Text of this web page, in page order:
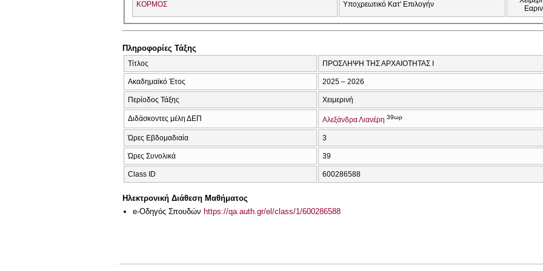
ΚΟΡΜΟΣ Υποχρεωτικό Κατ' Επιλογήν
Πληροφορίες Τάξης
Τίτλος ΠΡΟΣΛΗΨΗ ΤΗΣ ΑΡΧΑΙΟΤΗΤΑΣ Ι
Ακαδημαϊκό Έτος 2025 – 2026
Περίοδος Τάξης Χειμερινή
Διδάσκοντες μέλη ΔΕΠ Αλεξάνδρα Λιανέρη 39ωρ
Ώρες Εβδομαδιαία 3
Ώρες Συνολικά 39
Class ID 600286588
Ηλεκτρονική Διάθεση Μαθήματος
e-Οδηγός Σπουδών https://qa.auth.gr/el/class/1/600286588